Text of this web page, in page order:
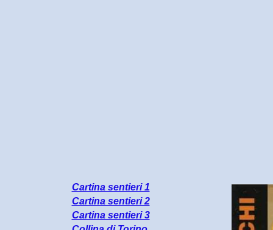
Cartina sentieri 1
Cartina sentieri 2
Cartina sentieri 3